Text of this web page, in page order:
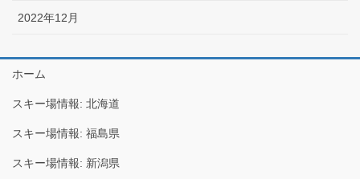
2022年12月
ホーム
スキー場情報: 北海道
スキー場情報: 福島県
スキー場情報: 新潟県